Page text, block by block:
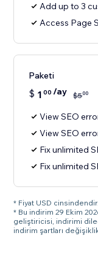
Add up to 3
Access Page
Paketi
$ 1 00 /ay $500
View SEO
View SEO
Fix unlimited
Fix unlimited
* Fiyat USD cinsindendir.
* Bu indirim 29 Ekim
geliştiricisi, indirimi
indirim şartları